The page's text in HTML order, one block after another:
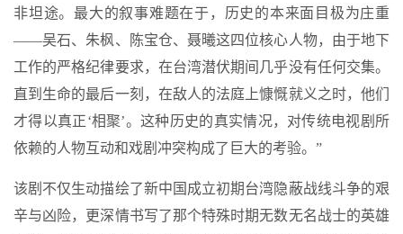
非坦途。最大的叙事难题在于，历史的本来面目极为庄重
——吴石、朱枫、陈宝仓、聂曦这四位核心人物，由于地下
工作的严格纪律要求，在台湾潜伏期间几乎没有任何交集。
直到生命的最后一刻，在敌人的法庭上慷慨就义之时，他们
才得以真正‘相聚’。这种历史的真实情况，对传统电视剧所
依赖的人物互动和戏剧冲突构成了巨大的考验。”
该剧不仅生动描绘了新中国成立初期台湾隐蔽战线斗争的艰
辛与凶险，更深情书写了那个特殊时期无数无名战士的英雄